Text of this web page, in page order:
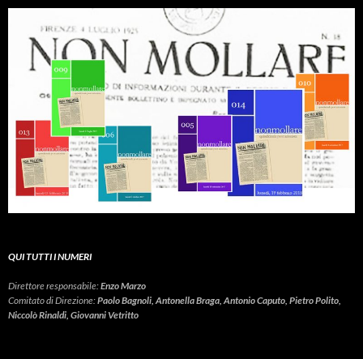
QUI TUTTI I NUMERI
Direttore responsabile:Enzo Marzo
Comitato di Direzione:Paolo Bagnoli, Antonella Braga, Antonio Caputo, Pietro Polito,
Niccolò Rinaldi, Giovanni Vetritto